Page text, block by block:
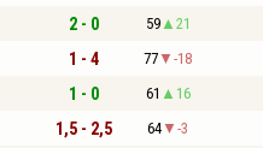
2 - 0 59 21
1 - 4 77 -18
1 - 0 61 16
1,5 - 2,5 64 -3